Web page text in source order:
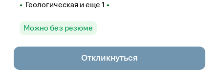
Геологическая и еще 1
Можно без резюме
Откликнуться